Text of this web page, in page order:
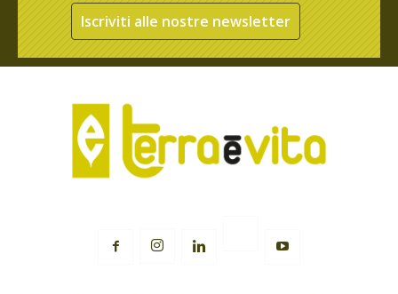
Iscriviti alle nostre newsletter